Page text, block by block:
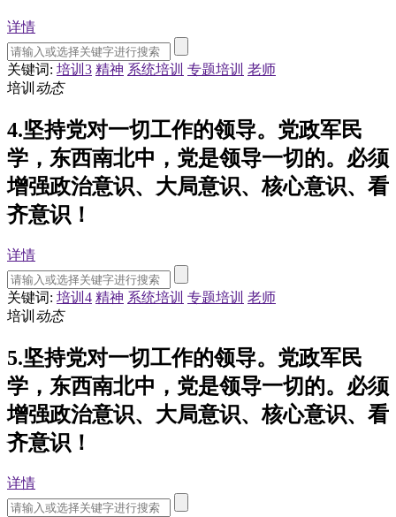
详情
关键词: 培训3 精神 系统培训 专题培训 老师
培训 动态
4.坚持党对一切工作的领导。党政军民
学，东西南北中，党是领导一切的。必须
增强政治意识、大局意识、核心意识、看
齐意识！
详情
关键词: 培训4 精神 系统培训 专题培训 老师
培训 动态
5.坚持党对一切工作的领导。党政军民
学，东西南北中，党是领导一切的。必须
增强政治意识、大局意识、核心意识、看
齐意识！
详情